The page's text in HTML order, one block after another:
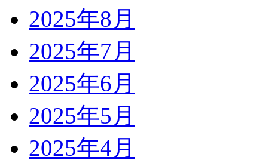
2025年8月
2025年7月
2025年6月
2025年5月
2025年4月